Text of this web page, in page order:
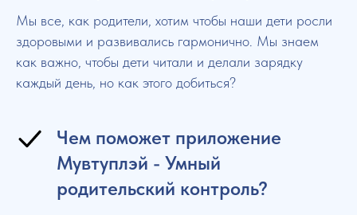
Мы все, как родители, хотим чтобы наши дети росли
здоровыми и развивались гармонично. Мы знаем
как важно, чтобы дети читали и делали зарядку
каждый день, но как этого добиться?
Чем поможет приложение
Мувтуплэй - Умный
родительский контроль?